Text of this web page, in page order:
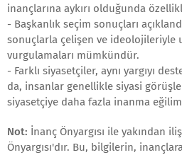
inançlarına aykırı olduğunda
- Başkanlık seçim sonuçları
sonuçlarla çelişen ve ideolojileriyle
vurgulamaları mümkündür.
- Farklı siyasetçiler, aynı yargıyı
da, insanlar genellikle siyasi
siyasetçiye daha fazla inanma
Not: İnanç Önyargısı ile yakından
Önyargısı'dır. Bu, bilgilerin,